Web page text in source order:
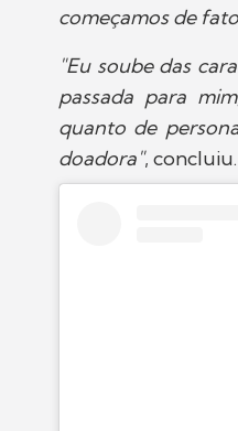
começamos de
"Eu soube das
passada para
quanto de
doadora", concluiu.